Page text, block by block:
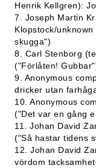
Henrik Kellgren):
7. Joseph Martin
Klopstock/
skugga")
8. Carl Stenborg
("Förlåten!
9. Anonymous
dricker utan
10. Anonymous
("Det var en gång
11. Johan David
("Så hastar tidens
12. Johan David
vördom